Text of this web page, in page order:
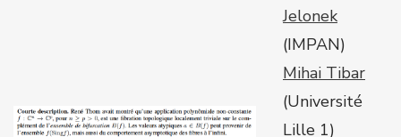
Jelonek
(IMPAN)
Mihai Tibar
(Université
Lille 1)